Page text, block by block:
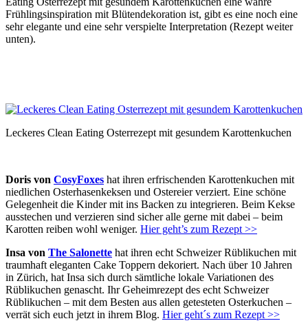
Frühlingsinspiration mit Blütendekoration ist, gibt es eine noch eine
sehr elegante und eine sehr verspielte Interpretation (Rezept weiter
unten).
Leckeres Clean Eating Osterrezept mit gesundem Karottenkuchen
Doris von CosyFoxes hat ihren erfrischenden Karottenkuchen mit
niedlichen Osterhasenkeksen und Ostereier verziert. Eine schöne
Gelegenheit die Kinder mit ins Backen zu integrieren. Beim Kekse
ausstechen und verzieren sind sicher alle gerne mit dabei – beim
Karotten reiben wohl weniger. Hier geht’s zum Rezept >>
Insa von The Salonette hat ihren echt Schweizer Rüblikuchen mit
traumhaft eleganten Cake Toppern dekoriert. Nach über 10 Jahren
in Zürich, hat Insa sich durch sämtliche lokale Variationen des
Rüblikuchen genascht. Ihr Geheimrezept des echt Schweizer
Rüblikuchen – mit dem Besten aus allen getesteten Osterkuchen –
verrät sich euch jetzt in ihrem Blog. Hier geht´s zum Rezept >>